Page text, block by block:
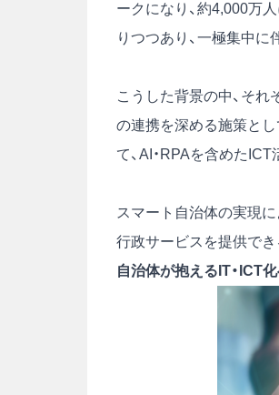
ークになり、約4,000万
りつつあり、一極集中
こうした背景の中、そ
の連携を深める施策と
て、AI・RPAを含めた
スマート自治体の実現
行政サービスを提供でき
自治体が抱えるIT・ICT